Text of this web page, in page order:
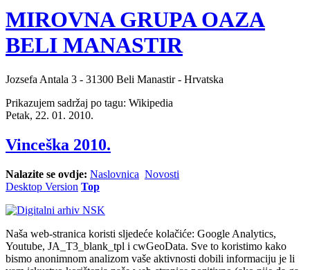
MIROVNA GRUPA OAZA
BELI MANASTIR
Jozsefa Antala 3 - 31300 Beli Manastir - Hrvatska
Prikazujem sadržaj po tagu: Wikipedia
Petak, 22. 01. 2010.
Vinceška 2010.
Nalazite se ovdje: Naslovnica Novosti
Desktop Version Top
Naša web-stranica koristi sljedeće kolačiće: Google Analytics,
Youtube, JA_T3_blank_tpl i cwGeoData. Sve to koristimo kako
bismo anonimnom analizom vaše aktivnosti dobili informaciju je li